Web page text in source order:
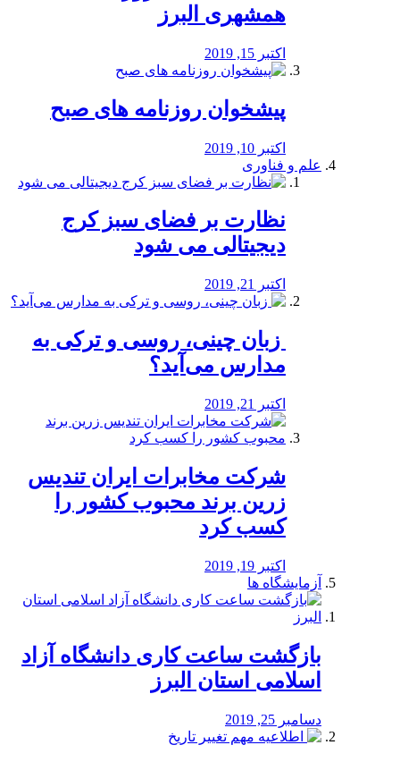
همشهری البرز
اکتبر 15, 2019
پیشخوان روزنامه های صبح
اکتبر 10, 2019
علم و فناوری
نظارت بر فضای سبز کرج
دیجیتالی می شود
اکتبر 21, 2019
️ زبان چینی، روسی و ترکی به
مدارس می‌آید؟
اکتبر 21, 2019
شرکت مخابرات ایران تندیس
زرین برند محبوب کشور را
کسب کرد
اکتبر 19, 2019
آزمایشگاه ها
بازگشت ساعت کاری دانشگاه آزاد
اسلامی استان البرز
دسامبر 25, 2019